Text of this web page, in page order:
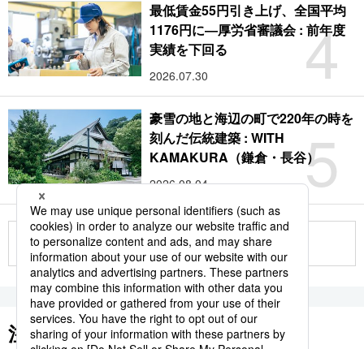
4
最低賃金55円引き上げ、全国平均
1176円に―厚労省審議会 : 前年度
実績を下回る
2026.07.30
5
豪雪の地と海辺の町で220年の時を
刻んだ伝統建築 : WITH
KAMAKURA（鎌倉・長谷）
2026.08.04
もっと見る
注目のキーワード